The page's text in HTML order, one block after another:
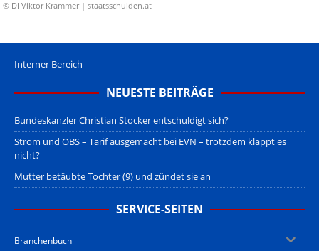
© DI Viktor Krammer | staatsschulden.at
Interner Bereich
NEUESTE BEITRÄGE
Bundeskanzler Christian Stocker entschuldigt sich?
Strom und OBS – Tarif ausgemacht bei EVN – trotzdem klappt es
nicht?
Mutter betäubte Tochter (9) und zündet sie an
SERVICE-SEITEN
Branchenbuch